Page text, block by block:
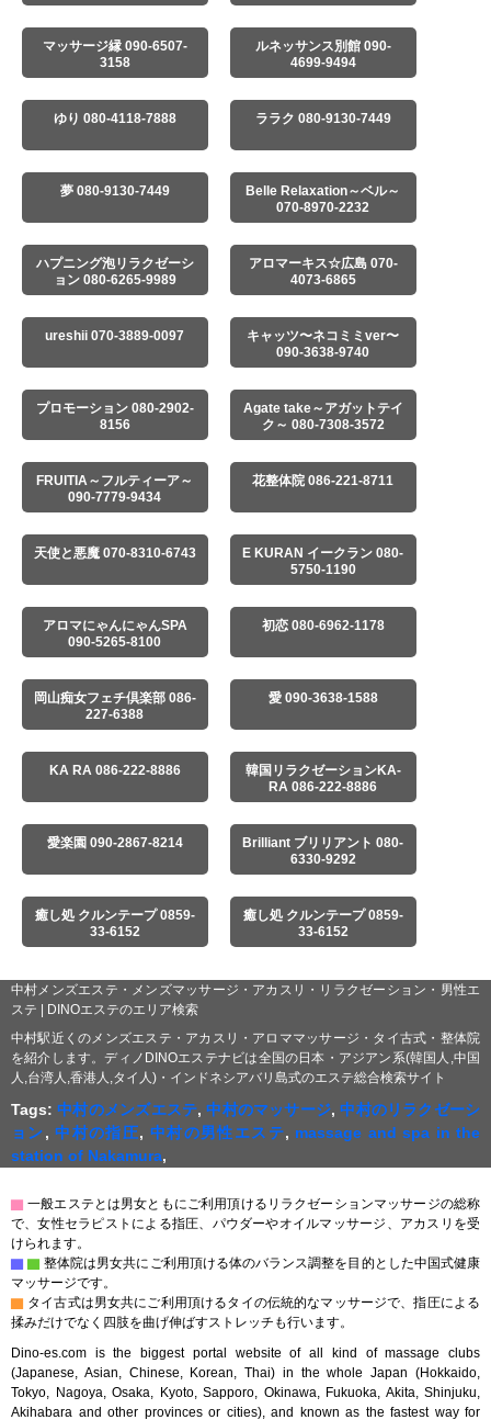
マッサージ縁 090-6507-
3158
ルネッサンス別館 090-
4699-9494
ゆり 080-4118-7888 ララク 080-9130-7449
夢 080-9130-7449
Belle Relaxation～ベル～
070-8970-2232
ハプニング泡リラクゼーシ
ョン 080-6265-9989
アロマーキス☆広島 070-
4073-6865
ureshii 070-3889-0097
キャッツ〜ネコミミver〜
090-3638-9740
プロモーション 080-2902-
8156
Agate take～アガットテイ
ク～ 080-7308-3572
FRUITIA～フルティーア～
090-7779-9434
花整体院 086-221-8711
天使と悪魔 070-8310-6743
E KURAN イークラン 080-
5750-1190
アロマにゃんにゃんSPA
090-5265-8100
初恋 080-6962-1178
岡山痴女フェチ倶楽部 086-
227-6388
愛 090-3638-1588
KA RA 086-222-8886
韓国リラクゼーションKA-
RA 086-222-8886
愛楽園 090-2867-8214
Brilliant ブリリアント 080-
6330-9292
癒し処 クルンテープ 0859-
33-6152
癒し処 クルンテープ 0859-
33-6152
中村メンズエステ・メンズマッサージ・アカスリ・リラクゼーション・男性エ
ステ | DINOエステのエリア検索
中村駅近くのメンズエステ・アカスリ・アロママッサージ・タイ古式・整体院
を紹介します。ディノDINOエステナビは全国の日本・アジアン系(韓国人,中国
人,台湾人,香港人,タイ人)・インドネシアバリ島式のエステ総合検索サイト
Tags:中村のメンズエステ,中村のマッサージ,中村のリラクゼーシ
ョン,中村の指圧, 中村の男性エステ, massage and spa in the
station of Nakamura,
▇ 一般エステとは男女ともにご利用頂けるリラクゼーションマッサージの総称
で、女性セラピストによる指圧、パウダーやオイルマッサージ、アカスリを受
けられます。
▇ ▇ 整体院は男女共にご利用頂ける体のバランス調整を目的とした中国式健康
マッサージです。
▇ タイ古式は男女共にご利用頂けるタイの伝統的なマッサージで、指圧による
揉みだけでなく四肢を曲げ伸ばすストレッチも行います。
Dino-es.com is the biggest portal website of all kind of massage clubs
(Japanese, Asian, Chinese, Korean, Thai) in the whole Japan (Hokkaido,
Tokyo, Nagoya, Osaka, Kyoto, Sapporo, Okinawa, Fukuoka, Akita, Shinjuku,
Akihabara and other provinces or cities), and known as the fastest way for